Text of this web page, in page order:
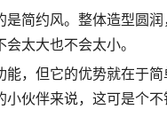
是简约风。整体造型圆
太大也不会太小。
能，但它的优势就在于
伙伴来说，这可是个不